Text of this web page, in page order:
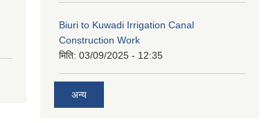
Biuri to Kuwadi Irrigation Canal
Construction Work
मिति: 03/09/2025 - 12:35
अन्य